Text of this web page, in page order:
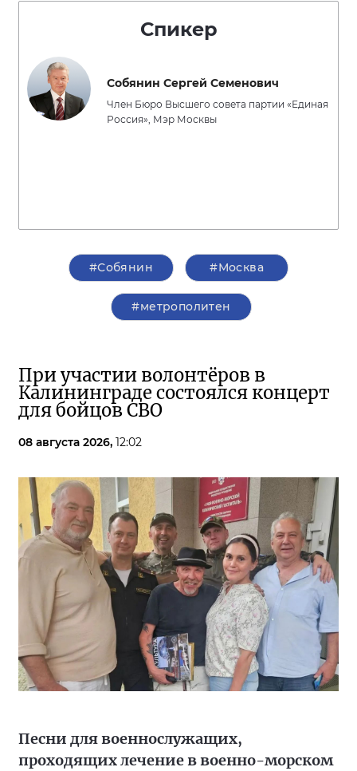
Спикер
Собянин Сергей Семенович
Член Бюро Высшего совета партии «Единая
Россия», Мэр Москвы
#Собянин #Москва
#метрополитен
При участии волонтёров в
Калининграде состоялся концерт
для бойцов СВО
08 августа 2026, 12:02
Песни для военнослужащих,
проходящих лечение в военно-морском